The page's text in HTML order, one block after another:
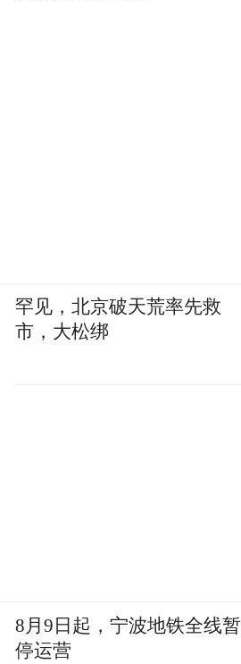
罕见，北京破天荒率先救
市，大松绑
8月9日起，宁波地铁全线暂
停运营